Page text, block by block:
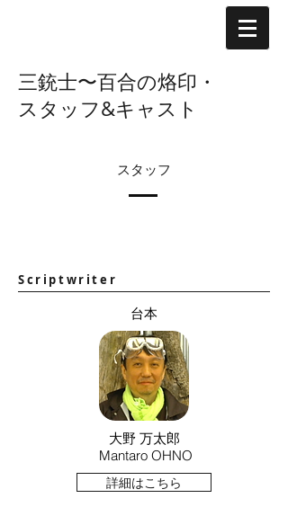
三銃士〜百合の烙印・
スタッフ&キャスト
​スタッフ
Scriptwriter
台本
大野 万太郎
Mantaro OHNO
詳細はこちら